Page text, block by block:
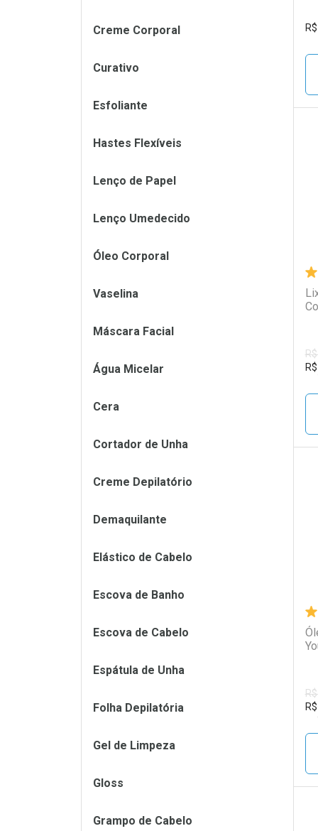
R$
R$
R$
Creme Corporal
Curativo
Esfoliante
Hastes Flexíveis
Lenço de Papel
Lenço Umedecido
Óleo Corporal
Vaselina
Máscara Facial
Água Micelar
Cera
Cortador de Unha
Creme Depilatório
Demaquilante
Elástico de Cabelo
Escova de Banho
Escova de Cabelo
Espátula de Unha
Folha Depilatória
Gel de Limpeza
Gloss
Grampo de Cabelo